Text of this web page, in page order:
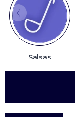
Salsas
Smoothies
Fruta congelada
Pulpas
Pizzas
Otros
Croquetas